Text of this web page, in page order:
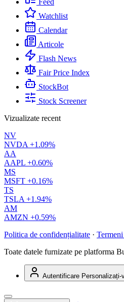
Feed
Watchlist
Calendar
Articole
Flash News
Fair Price Index
StockBot
Stock Screener
Vizualizate recent
NV
NVDA +1.09%
AA
AAPL +0.60%
MS
MSFT +0.16%
TS
TSLA +1.94%
AM
AMZN +0.59%
Politica de confidențialitate ·
Toate datele furnizate pe platforma
Autentificare Personalizați-